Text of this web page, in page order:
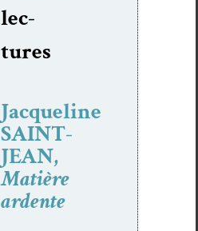
lec­
tures
Jacqueline
SAINT-
JEAN,
Matière
ardente